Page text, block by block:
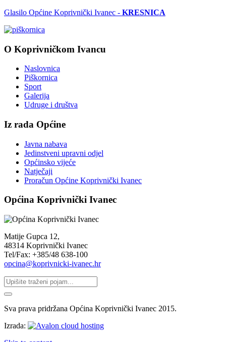
Glasilo Općine Koprivnički Ivanec - KRESNICA
O Koprivničkom Ivancu
Naslovnica
Piškornica
Sport
Galerija
Udruge i društva
Iz rada Općine
Javna nabava
Jedinstveni upravni odjel
Općinsko vijeće
Natječaji
Proračun Općine Koprivnički Ivanec
Općina Koprivnički Ivanec
Matije Gupca 12,
48314 Koprivnički Ivanec
Tel/Fax: +385/48 638-100
opcina@koprivnicki-ivanec.hr
Sva prava pridržana Općina Koprivnički Ivanec 2015.
Izrada: